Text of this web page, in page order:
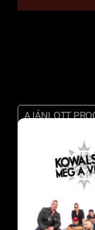
AJÁNLOTT